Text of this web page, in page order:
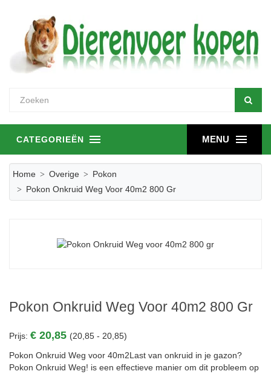
MENU
CATEGORIEËN
Home Overige
Pokon
Pokon Onkruid Weg Voor 40m2 800 Gr
Pokon Onkruid Weg Voor 40m2 800 Gr
Prijs: € 20,85 (20,85 - 20,85)
Pokon Onkruid Weg voor 40m2Last van onkruid in je gazon?
Pokon Onkruid Weg! is een effectieve manier om dit probleem op